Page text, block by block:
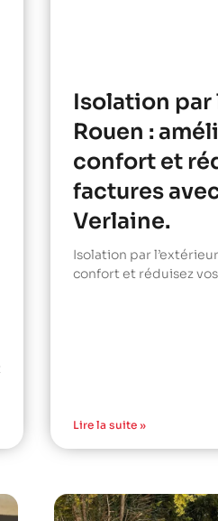
Isolation par
Rouen :
confort et
factures
Verlaine.
Isolation par
confort et réduisez
Lire la suite »